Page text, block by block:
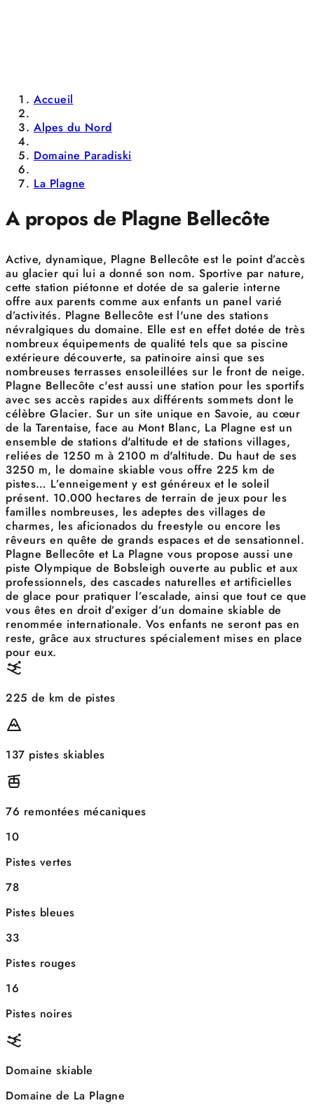
Accueil
Alpes du Nord
Domaine Paradiski
La Plagne
A propos de Plagne Bellecôte
Active, dynamique, Plagne Bellecôte est le point d’accès
au glacier qui lui a donné son nom. Sportive par nature,
cette station piétonne et dotée de sa galerie interne
offre aux parents comme aux enfants un panel varié
d’activités. Plagne Bellecôte est l'une des stations
névralgiques du domaine. Elle est en effet dotée de très
nombreux équipements de qualité tels que sa piscine
extérieure découverte, sa patinoire ainsi que ses
nombreuses terrasses ensoleillées sur le front de neige.
Plagne Bellecôte c'est aussi une station pour les sportifs
avec ses accès rapides aux différents sommets dont le
célèbre Glacier. Sur un site unique en Savoie, au cœur
de la Tarentaise, face au Mont Blanc, La Plagne est un
ensemble de stations d'altitude et de stations villages,
reliées de 1250 m à 2100 m d'altitude. Du haut de ses
3250 m, le domaine skiable vous offre 225 km de
pistes… L’enneigement y est généreux et le soleil
présent. 10.000 hectares de terrain de jeux pour les
familles nombreuses, les adeptes des villages de
charmes, les aficionados du freestyle ou encore les
rêveurs en quête de grands espaces et de sensationnel.
Plagne Bellecôte et La Plagne vous propose aussi une
piste Olympique de Bobsleigh ouverte au public et aux
professionnels, des cascades naturelles et artificielles
de glace pour pratiquer l’escalade, ainsi que tout ce que
vous êtes en droit d’exiger d’un domaine skiable de
renommée internationale. Vos enfants ne seront pas en
reste, grâce aux structures spécialement mises en place
pour eux.
225 de km de pistes
137 pistes skiables
76 remontées mécaniques
10
Pistes vertes
78
Pistes bleues
33
Pistes rouges
16
Pistes noires
Domaine skiable
Domaine de La Plagne